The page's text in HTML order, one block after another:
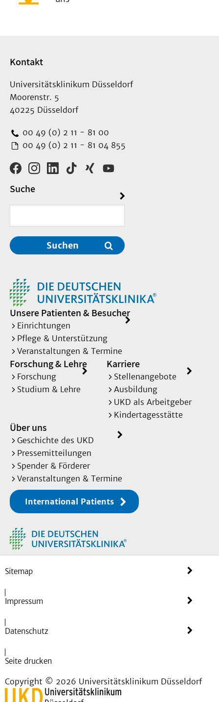
Kontakt
Universitätsklinikum Düsseldorf
Moorenstr. 5
40225 Düsseldorf
00 49 (0) 2 11 - 81 00
00 49 (0) 2 11 - 81 04 855
Suche
Suchen
Unsere Patienten & Besucher
Einrichtungen
Pflege & Unterstützung
Veranstaltungen & Termine
Forschung & Lehre
Forschung
Studium & Lehre
Karriere
Stellenangebote
Ausbildung
UKD als Arbeitgeber
Kindertagesstätte
Über uns
Geschichte des UKD
Pressemitteilungen
Spender & Förderer
Veranstaltungen & Termine
International Patients
Sitemap
Impressum
Datenschutz
Seite drucken
Copyright © 2026 Universitätsklinikum Düsseldorf